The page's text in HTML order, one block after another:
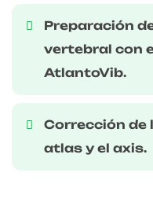
Preparación
vertebral con
AtlantoVib.
Corrección de
atlas y el axis.